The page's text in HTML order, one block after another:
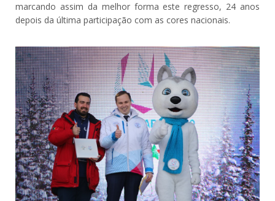
marcando assim da melhor forma este regresso, 24 anos
depois da última participação com as cores nacionais.